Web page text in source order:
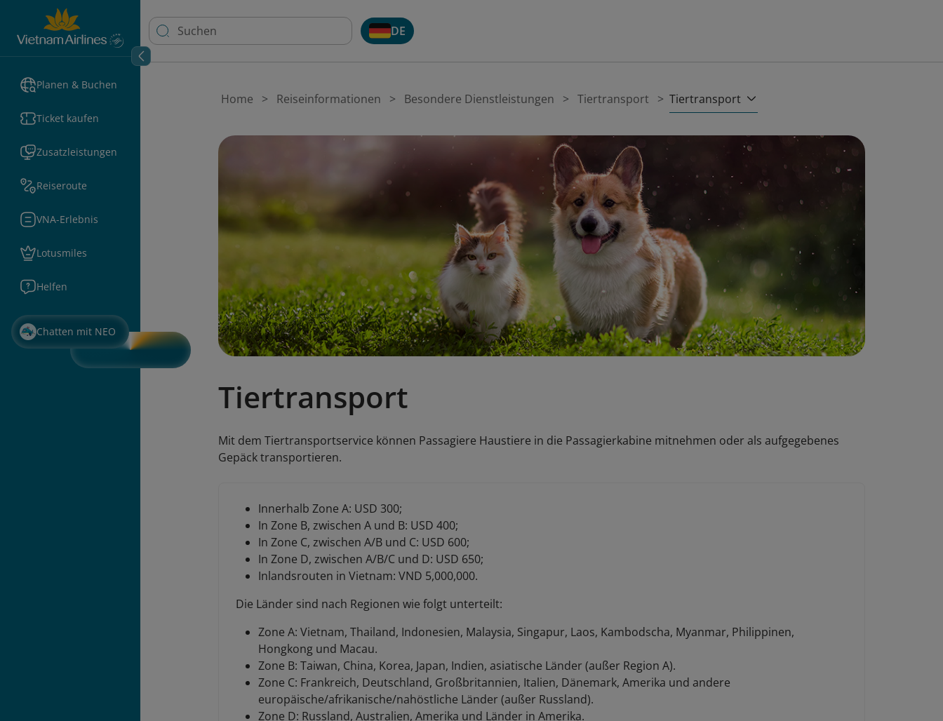
Planen & Buchen
Ticket kaufen
Zusatzleistungen
Reiseroute
VNA-Erlebnis
Lotusmiles
Helfen
Chatten mit NEO
DE
Home Reiseinformationen Besondere Dienstleistungen Tiertransport Tiertransport
Tiertransport
Mit dem Tiertransportservice können Passagiere Haustiere in die Passagierkabine mitnehmen oder als aufgegebenes
Gepäck transportieren.
Innerhalb Zone A: USD 300;
In Zone B, zwischen A und B: USD 400;
In Zone C, zwischen A/B und C: USD 600;
In Zone D, zwischen A/B/C und D: USD 650;
Inlandsrouten in Vietnam: VND 5,000,000.
Die Länder sind nach Regionen wie folgt unterteilt:
Zone A: Vietnam, Thailand, Indonesien, Malaysia, Singapur, Laos, Kambodscha, Myanmar, Philippinen,
Hongkong und Macau.
Zone B: Taiwan, China, Korea, Japan, Indien, asiatische Länder (außer Region A).
Zone C: Frankreich, Deutschland, Großbritannien, Italien, Dänemark, Amerika und andere
europäische/afrikanische/nahöstliche Länder (außer Russland).
Zone D: Russland, Australien, Amerika und Länder in Amerika.